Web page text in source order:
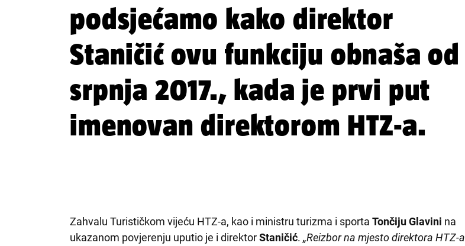
podsjećamo kako direktor
Staničić ovu funkciju obnaša od
srpnja 2017., kada je prvi put
imenovan direktorom HTZ-a.
Zahvalu Turističkom vijeću HTZ-a, kao i ministru turizma i sportaTončiju Glavini na
ukazanom povjerenju uputio je i direktorStaničić.„Reizbor na mjesto direktora HTZ-a